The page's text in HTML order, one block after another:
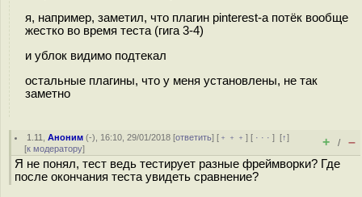
я, например, заметил, что плагин pinterest-а потёк вообще
жестко во время теста (гига 3-4)
и ублок видимо подтекал
остальные плагины, что у меня установлены, не так
заметно
1.11 ,Аноним (-), 16:10, 29/01/2018 [ответить] [ ﹢﹢﹢] [ · · ·][↑]
[к модератору] + / –
Я не понял, тест ведь тестирует разные фреймворки? Где
после окончания теста увидеть сравнение?